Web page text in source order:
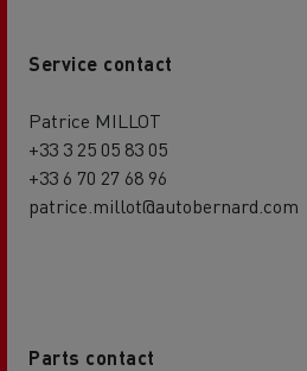
Service contact
Patrice MILLOT
+33 3 25 05 83 05
+33 6 70 27 68 96
patrice.millot@autobernard.com
Parts contact